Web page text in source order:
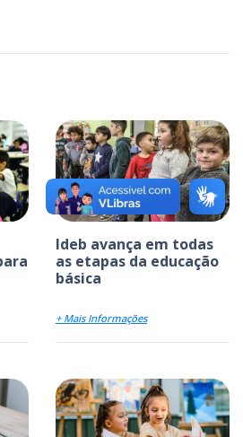
Ideb avança em todas
as etapas da educação
básica
+ Mais Informações